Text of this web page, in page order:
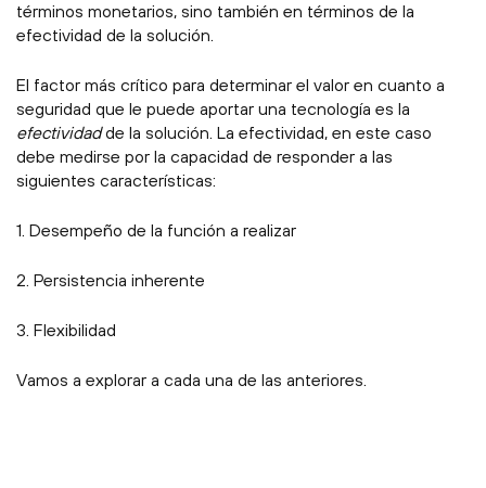
términos monetarios, sino también en términos de la
efectividad de la solución.
El factor más crítico para determinar el valor en cuanto a
seguridad que le puede aportar una tecnología es la
efectividadde la solución. La efectividad, en este caso
debe medirse por la capacidad de responder a las
siguientes características:
1. Desempeño de la función a realizar
2. Persistencia inherente
3. Flexibilidad
Vamos a explorar a cada una de las anteriores.